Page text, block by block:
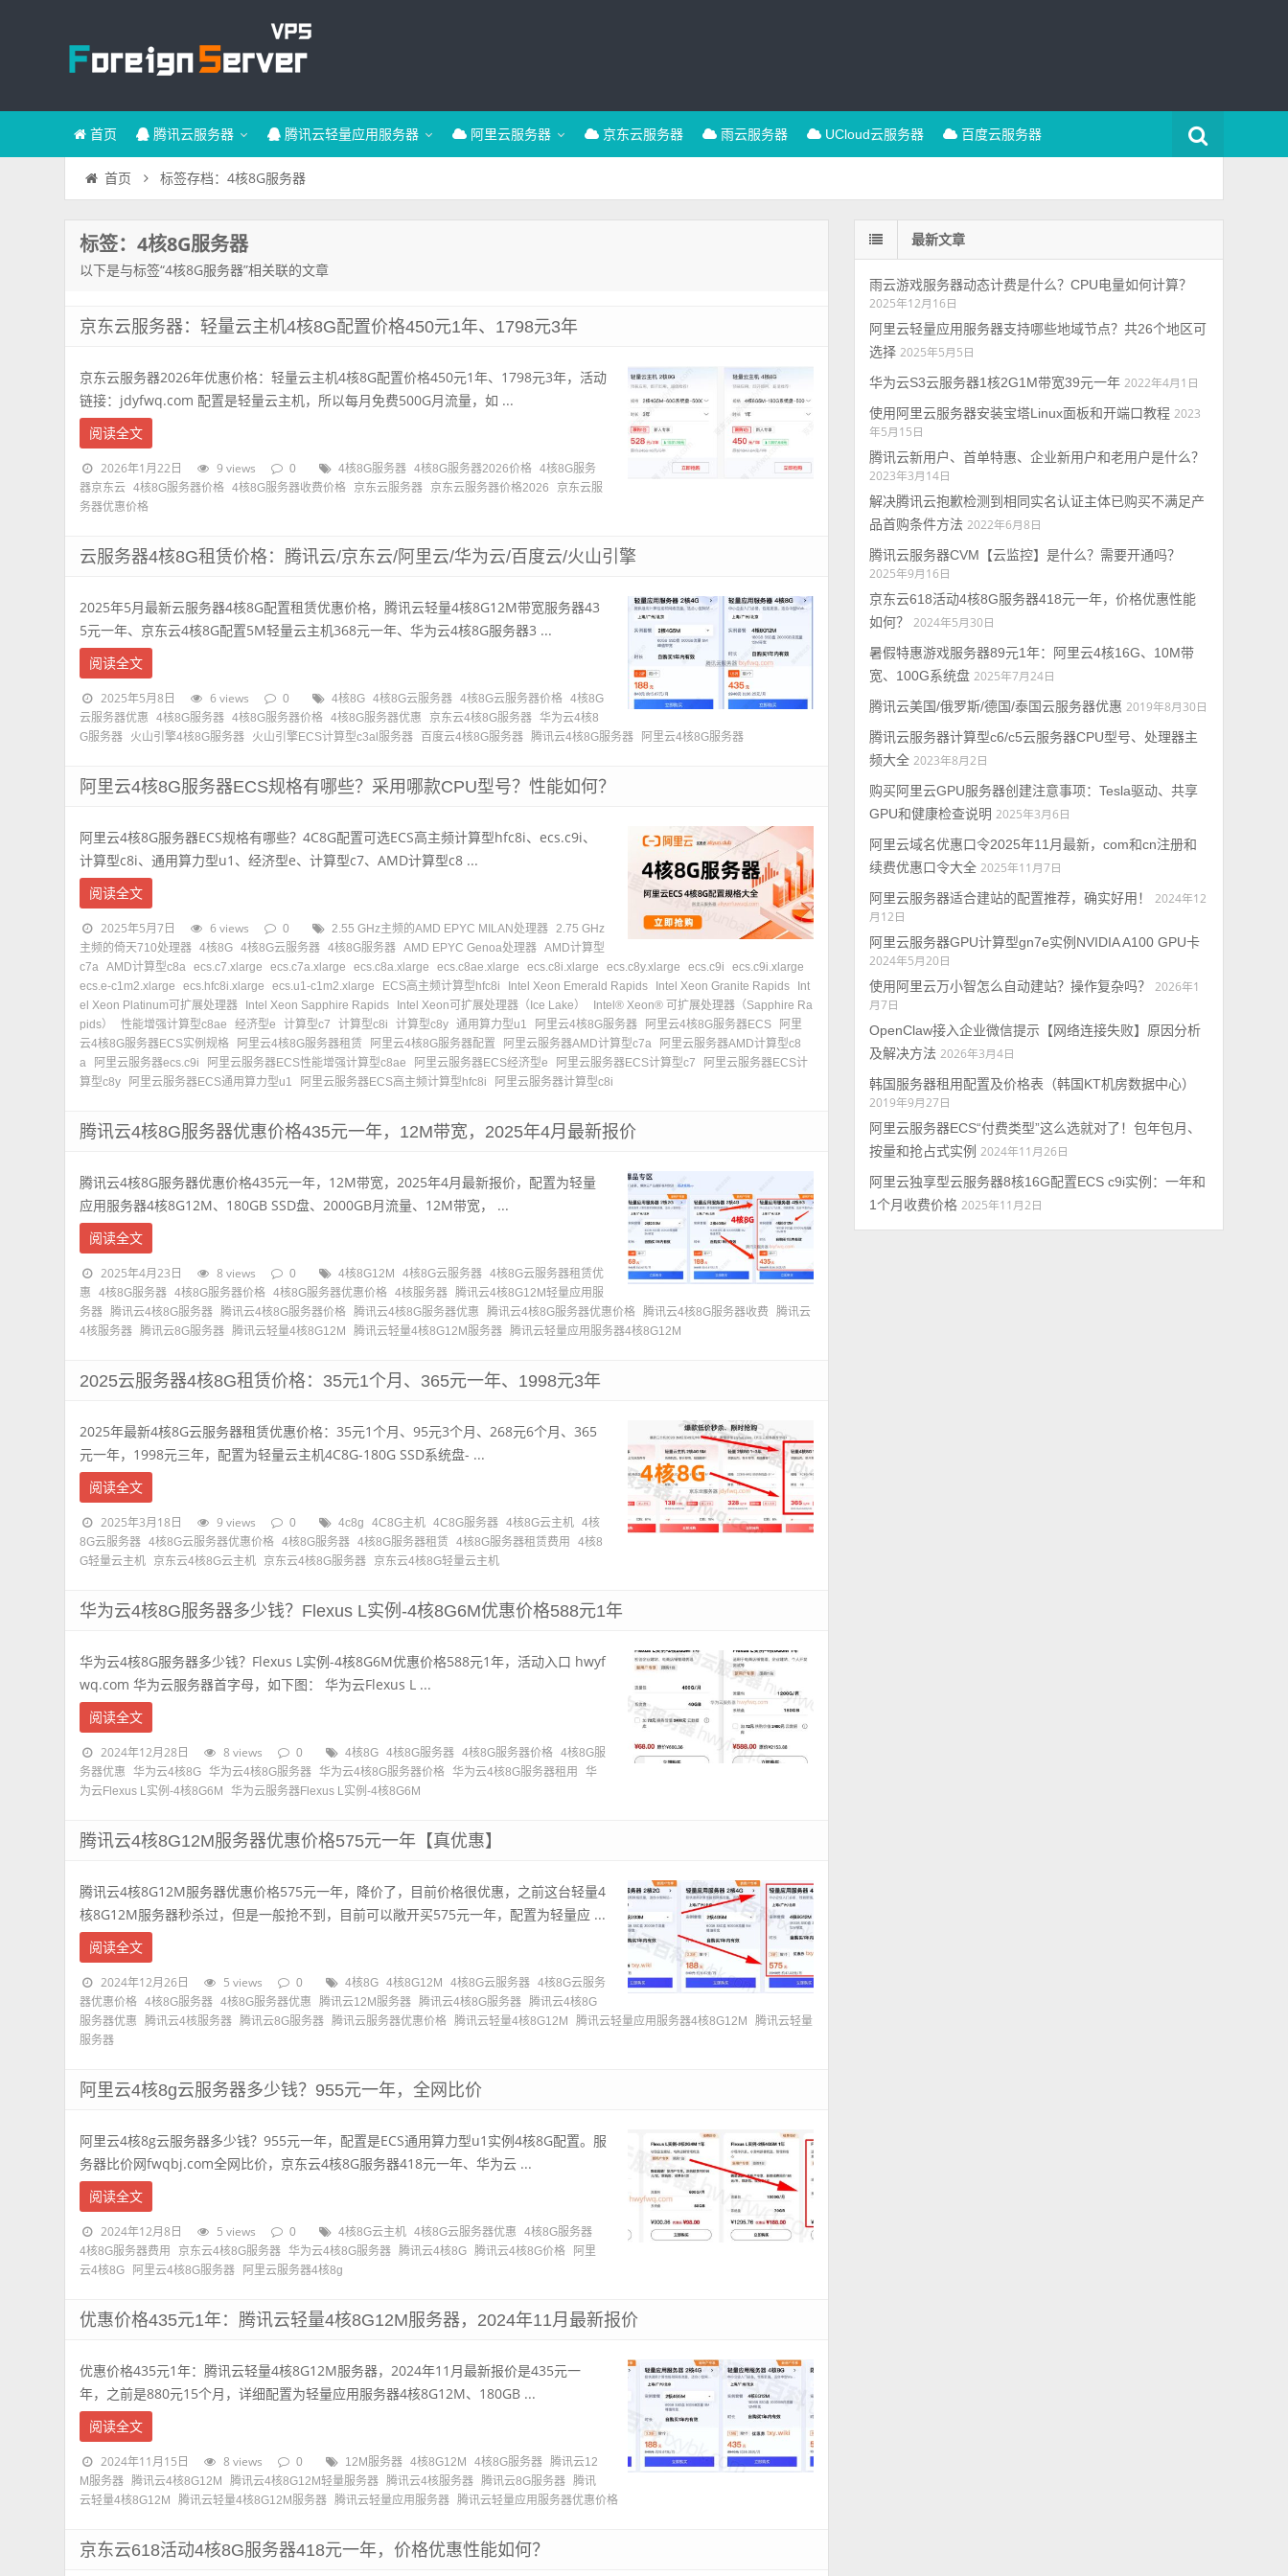
首页 腾讯云服务器 腾讯云轻量应用服务器 阿里云服务器 京东云服务器 雨云服务器 UCloud云服务器 百度云服务器
首页 标签存档：4核8G服务器
标签：4核8G服务器
以下是与标签“4核8G服务器”相关联的文章
京东云服务器：轻量云主机4核8G配置价格450元1年、1798元3年
京东云服务器2026年优惠价格：轻量云主机4核8G配置价格450元1年、1798元3年，活动
链接：jdyfwq.com 配置是轻量云主机，所以每月免费500G月流量，如 ...
阅读全文
2026年1月22日 9 views 0 4核8G服务器 4核8G服务器2026价格 4核8G服务
器京东云 4核8G服务器价格 4核8G服务器收费价格 京东云服务器 京东云服务器价格2026
京东云服
务器优惠价格
云服务器4核8G租赁价格：腾讯云/京东云/阿里云/华为云/百度云/火山引擎
2025年5月最新云服务器4核8G配置租赁优惠价格，腾讯云轻量4核8G12M带宽服务器43
5元一年、京东云4核8G配置5M轻量云主机368元一年、华为云4核8G服务器3 ...
阅读全文
2025年5月8日 6 views 0 4核8G 4核8G云服务器 4核8G云服务器价格 4核8G
云服务器优惠
4核8G服务器 4核8G服务器价格 4核8G服务器优惠 京东云4核8G服务器 华为云4核8
G服务器
火山引擎4核8G服务器 火山引擎ECS计算型c3al服务器 百度云4核8G服务器 腾讯云4核8G服务器 阿里云4核8G服务器
阿里云4核8G服务器ECS规格有哪些？采用哪款CPU型号？性能如何？
阿里云4核8G服务器ECS规格有哪些？4C8G配置可选ECS高主频计算型hfc8i、ecs.c9i、
计算型c8i、通用算力型u1、经济型e、计算型c7、AMD计算型c8 ...
阅读全文
2025年5月7日 6 views 0 2.55 GHz主频的AMD EPYC MILAN处理器 2.75 GHz
主频的倚天710处理器 4核8G 4核8G云服务器 4核8G服务器 AMD EPYC Genoa处理器 AMD计算型
c7a AMD计算型c8a ecs.c7.xlarge ecs.c7a.xlarge ecs.c8a.xlarge ecs.c8ae.xlarge ecs.c8i.xlarge ecs.c8y.xlarge ecs.c9i
ecs.c9i.xlarge
ecs.e-c1m2.xlarge
ecs.hfc8i.xlarge ecs.u1-c1m2.xlarge ECS高主频计算型hfc8i Intel Xeon Emerald Rapids Intel Xeon Granite Rapids
Int
el Xeon Platinum可扩展处理器
Intel Xeon Sapphire Rapids Intel Xeon可扩展处理器（Ice Lake）
Intel® Xeon® 可扩展处理器（Sapphire Ra
pids）
性能增强计算型c8ae 经济型e 计算型c7 计算型c8i 计算型c8y 通用算力型u1 阿里云4核8G服务器 阿里云4核8G服务器ECS
阿里
云4核8G服务器ECS实例规格
阿里云4核8G服务器租赁 阿里云4核8G服务器配置 阿里云服务器AMD计算型c7a
阿里云服务器AMD计算型c8
a
阿里云服务器ecs.c9i 阿里云服务器ECS性能增强计算型c8ae 阿里云服务器ECS经济型e 阿里云服务器ECS计算型c7
阿里云服务器ECS计
算型c8y
阿里云服务器ECS通用算力型u1 阿里云服务器ECS高主频计算型hfc8i 阿里云服务器计算型c8i
腾讯云4核8G服务器优惠价格435元一年，12M带宽，2025年4月最新报价
腾讯云4核8G服务器优惠价格435元一年，12M带宽，2025年4月最新报价，配置为轻量
应用服务器4核8G12M、180GB SSD盘、2000GB月流量、12M带宽， ...
阅读全文
2025年4月23日 8 views 0 4核8G12M 4核8G云服务器 4核8G云服务器租赁优
惠
4核8G服务器 4核8G服务器价格 4核8G服务器优惠价格 4核服务器 腾讯云4核8G12M轻量应用服
务器 腾讯云4核8G服务器 腾讯云4核8G服务器价格 腾讯云4核8G服务器优惠 腾讯云4核8G服务器优惠价格 腾讯云4核8G服务器收费
腾讯云
4核服务器 腾讯云8G服务器 腾讯云轻量4核8G12M 腾讯云轻量4核8G12M服务器 腾讯云轻量应用服务器4核8G12M
2025云服务器4核8G租赁价格：35元1个月、365元一年、1998元3年
2025年最新4核8G云服务器租赁优惠价格：35元1个月、95元3个月、268元6个月、365
元一年，1998元三年，配置为轻量云主机4C8G-180G SSD系统盘- ...
阅读全文
2025年3月18日 9 views 0 4c8g 4C8G主机 4C8G服务器 4核8G云主机 4核
8G云服务器 4核8G云服务器优惠价格 4核8G服务器 4核8G服务器租赁 4核8G服务器租赁费用
4核8
G轻量云主机
京东云4核8G云主机 京东云4核8G服务器 京东云4核8G轻量云主机
华为云4核8G服务器多少钱？Flexus L实例-4核8G6M优惠价格588元1年
华为云4核8G服务器多少钱？Flexus L实例-4核8G6M优惠价格588元1年，活动入口 hwyf
wq.com 华为云服务器首字母，如下图： 华为云Flexus L ...
阅读全文
2024年12月28日 8 views 0 4核8G 4核8G服务器 4核8G服务器价格 4核8G服
务器优惠
华为云4核8G 华为云4核8G服务器 华为云4核8G服务器价格 华为云4核8G服务器租用
华
为云Flexus L实例-4核8G6M
华为云服务器Flexus L实例-4核8G6M
腾讯云4核8G12M服务器优惠价格575元一年【真优惠】
腾讯云4核8G12M服务器优惠价格575元一年，降价了，目前价格很优惠，之前这台轻量4
核8G12M服务器秒杀过，但是一般抢不到，目前可以敞开买575元一年，配置为轻量应 ...
阅读全文
2024年12月26日 5 views 0 4核8G 4核8G12M 4核8G云服务器 4核8G云服务
器优惠价格 4核8G服务器 4核8G服务器优惠 腾讯云12M服务器 腾讯云4核8G服务器 腾讯云4核8G
服务器优惠
腾讯云4核服务器 腾讯云8G服务器 腾讯云服务器优惠价格 腾讯云轻量4核8G12M 腾讯云轻量应用服务器4核8G12M
腾讯云轻量
服务器
阿里云4核8g云服务器多少钱？955元一年，全网比价
阿里云4核8g云服务器多少钱？955元一年，配置是ECS通用算力型u1实例4核8G配置。服
务器比价网fwqbj.com全网比价，京东云4核8G服务器418元一年、华为云 ...
阅读全文
2024年12月8日 5 views 0 4核8G云主机 4核8G云服务器优惠
4核8G服务器
4核8G服务器费用
京东云4核8G服务器 华为云4核8G服务器 腾讯云4核8G 腾讯云4核8G价格
阿里
云4核8G
阿里云4核8G服务器 阿里云服务器4核8g
优惠价格435元1年：腾讯云轻量4核8G12M服务器，2024年11月最新报价
优惠价格435元1年：腾讯云轻量4核8G12M服务器，2024年11月最新报价是435元一
年，之前是880元15个月，详细配置为轻量应用服务器4核8G12M、180GB ...
阅读全文
2024年11月15日 8 views 0 12M服务器 4核8G12M 4核8G服务器 腾讯云12
M服务器 腾讯云4核8G12M 腾讯云4核8G12M轻量服务器 腾讯云4核服务器 腾讯云8G服务器 腾讯
云轻量4核8G12M
腾讯云轻量4核8G12M服务器 腾讯云轻量应用服务器 腾讯云轻量应用服务器优惠价格
京东云618活动4核8G服务器418元一年，价格优惠性能如何？
最新文章
雨云游戏服务器动态计费是什么？CPU电量如何计算？
2025年12月16日
阿里云轻量应用服务器支持哪些地域节点？共26个地区可
选择 2025年5月5日
华为云S3云服务器1核2G1M带宽39元一年 2022年4月1日
使用阿里云服务器安装宝塔Linux面板和开端口教程 2023
年5月15日
腾讯云新用户、首单特惠、企业新用户和老用户是什么？
2023年3月14日
解决腾讯云抱歉检测到相同实名认证主体已购买不满足产
品首购条件方法 2022年6月8日
腾讯云服务器CVM【云监控】是什么？需要开通吗？
2025年9月16日
京东云618活动4核8G服务器418元一年，价格优惠性能
如何？
2024年5月30日
暑假特惠游戏服务器89元1年：阿里云4核16G、10M带
宽、100G系统盘 2025年7月24日
腾讯云美国/俄罗斯/德国/泰国云服务器优惠 2019年8月30日
腾讯云服务器计算型c6/c5云服务器CPU型号、处理器主
频大全 2023年8月2日
购买阿里云GPU服务器创建注意事项：Tesla驱动、共享
GPU和健康检查说明 2025年3月6日
阿里云域名优惠口令2025年11月最新，com和cn注册和
续费优惠口令大全 2025年11月7日
阿里云服务器适合建站的配置推荐，确实好用！
2024年12
月12日
阿里云服务器GPU计算型gn7e实例NVIDIA A100 GPU卡
2024年5月20日
使用阿里云万小智怎么自动建站？操作复杂吗？
2026年1
月7日
OpenClaw接入企业微信提示【网络连接失败】原因分析
及解决方法 2026年3月4日
韩国服务器租用配置及价格表（韩国KT机房数据中心）
2019年9月27日
阿里云服务器ECS“付费类型”这么选就对了！包年包月、
按量和抢占式实例 2024年11月26日
阿里云独享型云服务器8核16G配置ECS c9i实例：一年和
1个月收费价格 2025年11月2日